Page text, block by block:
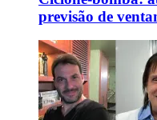
previsão de